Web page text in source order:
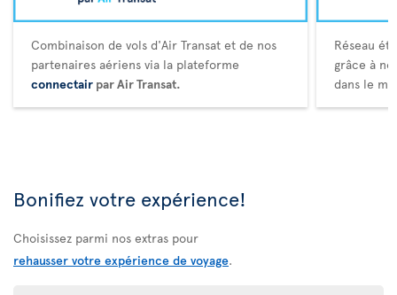
Combinaison de vols d'Air Transat et de nos
partenaires aériens via la plateforme
connectair par Air Transat.
Réseau
grâce à
dans le
Bonifiez votre expérience!
Choisissez parmi nos extras pour
rehausser votre expérience de voyage.